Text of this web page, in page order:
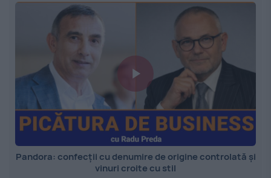
Pandora: confecții cu denumire de origine controlată și
vinuri croite cu stil